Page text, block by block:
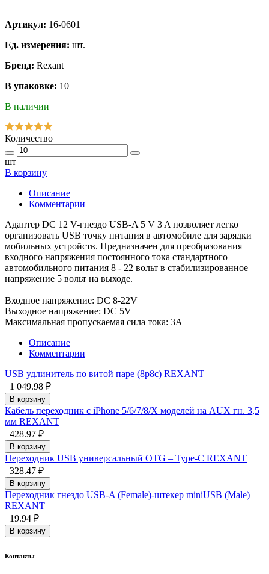
Артикул: 16-0601
Ед. измерения: шт.
Бренд: Rexant
В упаковке: 10
В наличии
Количество
шт
В корзину
Описание
Комментарии
Адаптер DC 12 V-гнездо USB-A 5 V 3 A позволяет легко
организовать USB точку питания в автомобиле для зарядки
мобильных устройств. Предназначен для преобразования
входного напряжения постоянного тока стандартного
автомобильного питания 8 - 22 вольт в стабилизированное
напряжение 5 вольт на выходе.
Входное напряжение: DC 8-22V
Выходное напряжение: DC 5V
Максимальная пропускаемая сила тока: 3A
Описание
Комментарии
USB удлинитель по витой паре (8p8c) REXANT
1 049.98 ₽
В корзину
Кабель переходник с iPhone 5/6/7/8/X моделей на AUX гн. 3,5
мм REXANT
428.97 ₽
В корзину
Переходник USB универсальный OTG – Type-C REXANT
328.47 ₽
В корзину
Переходник гнездо USB-A (Female)-штекер miniUSB (Male)
REXANT
19.94 ₽
В корзину
Контакты